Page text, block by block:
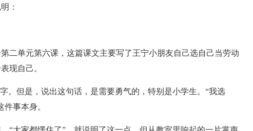
：
二单元第六课，这篇课文主要写了王宁小朋友自己选自己当劳动
现自己。
。但是，说出这句话，是需要勇气的，特别是小学生。“我选
事本身。